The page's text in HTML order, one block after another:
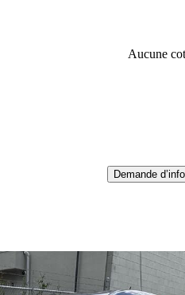
Aucune
Demande d’info